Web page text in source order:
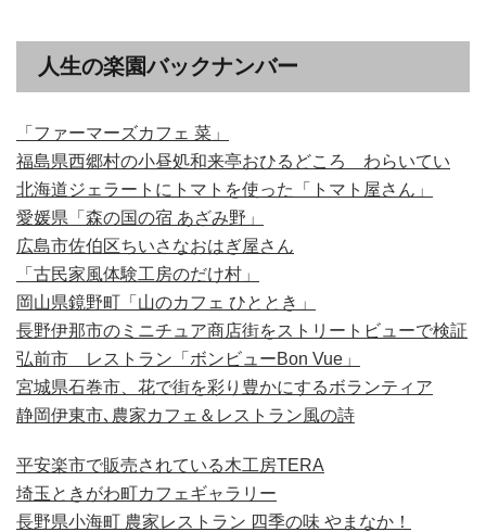
人生の楽園バックナンバー
「ファーマーズカフェ 菜」
福島県西郷村の小昼処和来亭おひるどころ わらいてい
北海道ジェラートにトマトを使った「トマト屋さん」
愛媛県「森の国の宿 あざみ野」
広島市佐伯区ちいさなおはぎ屋さん
「古民家風体験工房のだけ村」
岡山県鏡野町「山のカフェ ひととき」
長野伊那市のミニチュア商店街をストリートビューで検証
弘前市 レストラン「ボンビューBon Vue」
宮城県石巻市、花で街を彩り豊かにするボランティア
静岡伊東市､農家カフェ＆レストラン風の詩
平安楽市で販売されている木工房TERA
埼玉ときがわ町カフェギャラリー
長野県小海町 農家レストラン 四季の味 やまなか！